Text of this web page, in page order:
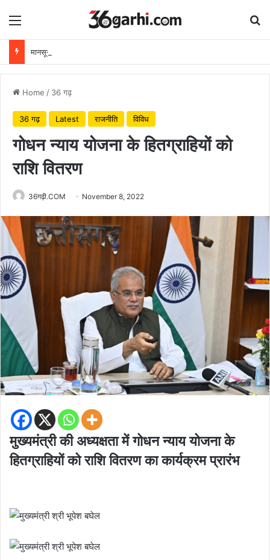
Menu
मानसून के साथ दस्तक देती बीमारियां और हमारी सतर्कता
Home / 36 गढ़
36 गढ़ Latest राजनीति विविध
गोधन न्याय योजना के हितग्राहियों को
राशि वितरण
36गढ़ी.COM November 8, 2022
मुख्यमंत्री की अध्यक्षता में गोधन न्याय योजना के
हितग्राहियों को राशि वितरण का कार्यक्रम प्रारंभ